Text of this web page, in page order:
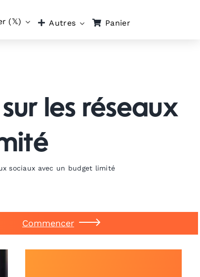
(𝕏) Autres Panier
les réseaux
sociaux avec un budget limité
Commencer